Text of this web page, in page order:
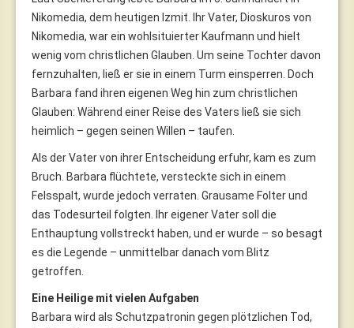
Nikomedia, dem heutigen Izmit. Ihr Vater, Dioskuros von
Nikomedia, war ein wohlsituierter Kaufmann und hielt
wenig vom christlichen Glauben. Um seine Tochter davon
fernzuhalten, ließ er sie in einem Turm einsperren. Doch
Barbara fand ihren eigenen Weg hin zum christlichen
Glauben: Während einer Reise des Vaters ließ sie sich
heimlich – gegen seinen Willen – taufen.
Als der Vater von ihrer Entscheidung erfuhr, kam es zum
Bruch. Barbara flüchtete, versteckte sich in einem
Felsspalt, wurde jedoch verraten. Grausame Folter und
das Todesurteil folgten. Ihr eigener Vater soll die
Enthauptung vollstreckt haben, und er wurde – so besagt
es die Legende – unmittelbar danach vom Blitz
getroffen.
Eine Heilige mit vielen Aufgaben
Barbara wird als Schutzpatronin gegen plötzlichen Tod,